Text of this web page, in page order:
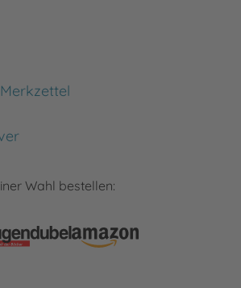
Wahl bestellen: